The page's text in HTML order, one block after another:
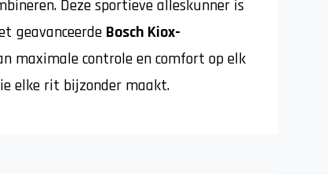
Deze sportieve alleskunner is
geavanceerde Bosch Kiox-
maximale controle en comfort op elk
elke rit bijzonder maakt.